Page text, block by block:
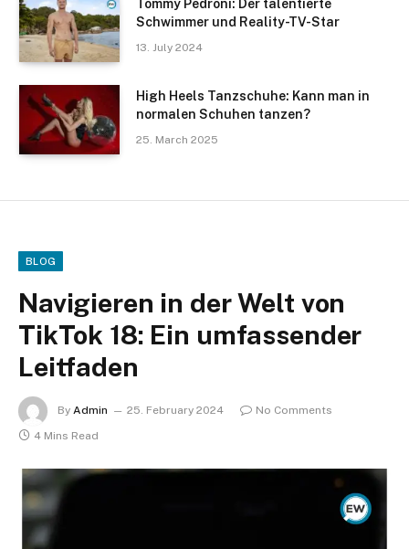
Tommy Pedroni: Der talentierte
Schwimmer und Reality-TV-Star
13. July 2024
High Heels Tanzschuhe: Kann man in
normalen Schuhen tanzen?
25. March 2025
BLOG
Navigieren in der Welt von
TikTok 18: Ein umfassender
Leitfaden
By Admin 25. February 2024
No Comments
4 Mins Read